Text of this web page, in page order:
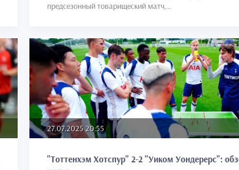
предсезонный товарищеский матч,...
27.07.2025 20:55
"Тоттенхэм Хотспур" 2-2 "Уиком Уондерерс":